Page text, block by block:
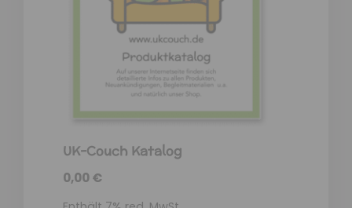
UK-Couch Katalog
0,00€